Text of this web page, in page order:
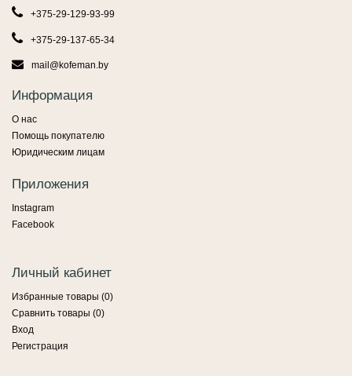
+375-29-129-93-99
+375-29-137-65-34
mail@kofeman.by
Информация
О нас
Помощь покупателю
Юридическим лицам
Приложения
Instagram
Facebook
Личный кабинет
Избранные товары (0)
Сравнить товары (0)
Вход
Регистрация